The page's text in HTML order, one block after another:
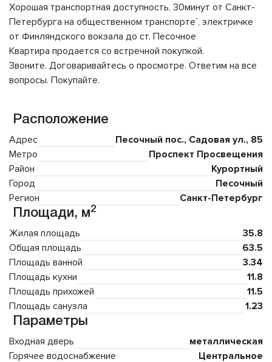
Хорошая транспортная доступность, 30минут от Санкт-
Петербурга на общественном транспорте`, электричке
от Финляндского вокзала до ст. Песочное
Квартира продается со встречной покупкой.
Звоните. Договаривайтесь о просмотре. Ответим на все
вопросы. Покупайте.
Расположение
Адрес
Песочный пос., Садовая ул., 85
Метро
Проспект Просвещения
Район
Курортный
Город
Песочный
Регион
Санкт-Петербург
Площади, м2
Жилая площадь
35.8
Общая площадь
63.5
Площадь ванной
3.34
Площадь кухни
11.8
Площадь прихожей
11.5
Площадь санузла
1.23
Параметры
Входная дверь
металлическая
Горячее водоснабжение
Центральное